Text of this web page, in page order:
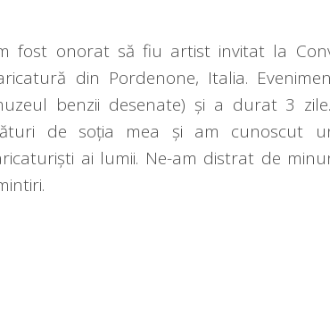
fost onorat să fiu artist invitat la
din Pordenone, Italia.
benzii desenate) și a durat 3
de soția mea și am cunoscut
ai lumii. Ne-am distrat de